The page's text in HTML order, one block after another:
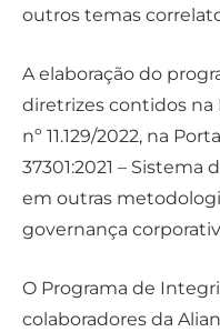
outros temas
A elaboração do
diretrizes contidos na
nº 11.129/2022, na
37301:2021 – Sistema
em outras
governança
O Programa de
colaboradores da